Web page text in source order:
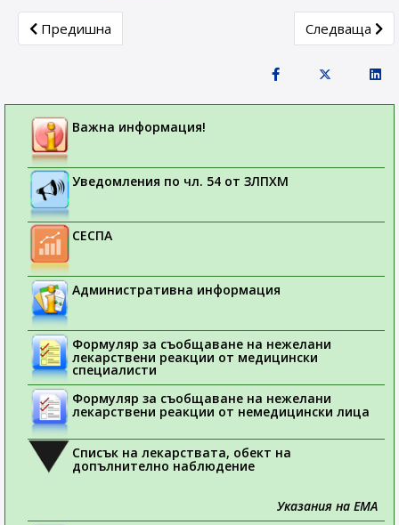
Previous article: СЪОБЩЕНИE ДО ТЪРГОВЦИТЕ НА
Предишна Next article:
Следваща
Важна информация!
Уведомления по чл. 54 от ЗЛПХМ
СЕСПА
Административна информация
Формуляр за съобщаване на нежелани
лекарствени реакции от медицински
специалисти
Формуляр за съобщаване на нежелани
лекарствени реакции от немедицински лица
Списък на лекарствата, обект на
допълнително наблюдение
Указания на ЕМА